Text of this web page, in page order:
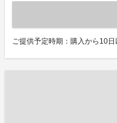
ご提供予定時期：購入から10